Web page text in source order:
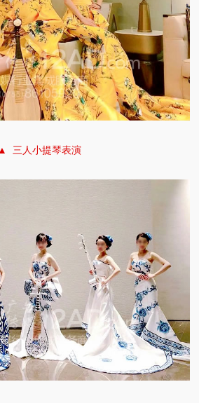
▲ 三人小提琴表演